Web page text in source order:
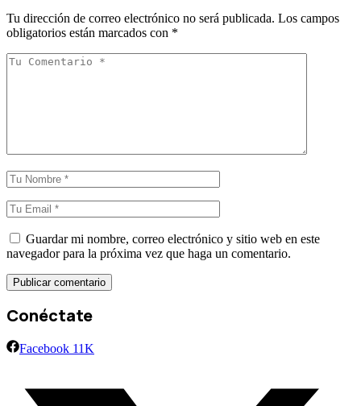
Tu dirección de correo electrónico no será publicada. Los campos
obligatorios están marcados con *
Guardar mi nombre, correo electrónico y sitio web en este
navegador para la próxima vez que haga un comentario.
Conéctate
Facebook 11K